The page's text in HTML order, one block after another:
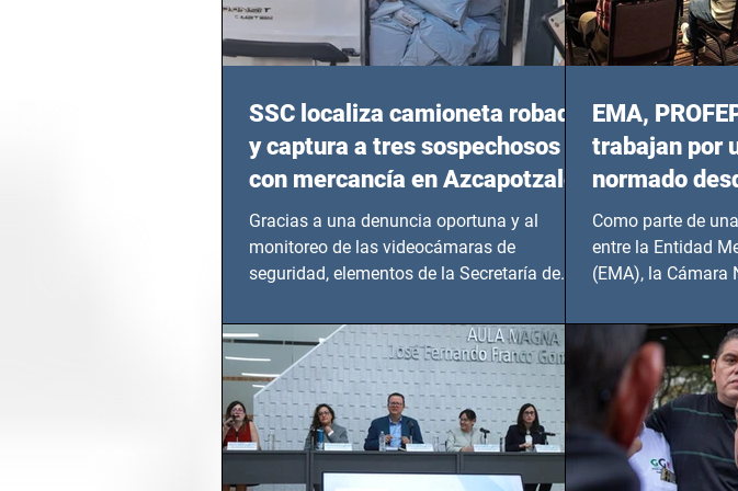
SSC localiza camioneta robada
y captura a tres sospechosos
con mercancía en Azcapotzalco
Gracias a una denuncia oportuna y al
monitoreo de las videocámaras de
seguridad, elementos de la Secretaría de
EMA,
trabajan por
normado
Hidalgo y BCS
Como parte de
entre la Entidad
(EMA), la Cámara